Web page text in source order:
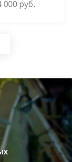
000 руб.